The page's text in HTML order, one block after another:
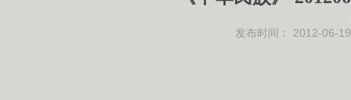
发布时间： 2012-06-